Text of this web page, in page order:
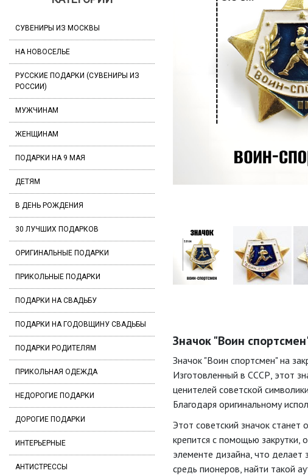
СУВЕНИРЫ ИЗ МОСКВЫ
НА НОВОСЕЛЬЕ
РУССКИЕ ПОДАРКИ (СУВЕНИРЫ ИЗ
РОССИИ)
МУЖЧИНАМ
ЖЕНЩИНАМ
ПОДАРКИ НА 9 МАЯ
ДЕТЯМ
В ДЕНЬ РОЖДЕНИЯ
30 ЛУЧШИХ ПОДАРКОВ
ОРИГИНАЛЬНЫЕ ПОДАРКИ
ПРИКОЛЬНЫЕ ПОДАРКИ
ПОДАРКИ НА СВАДЬБУ
ПОДАРКИ НА ГОДОВЩИНУ СВАДЬБЫ
ПОДАРКИ РОДИТЕЛЯМ
ПРИКОЛЬНАЯ ОДЕЖДА
НЕДОРОГИЕ ПОДАРКИ
ДОРОГИЕ ПОДАРКИ
ИНТЕРЬЕРНЫЕ
АНТИСТРЕССЫ
Значок "Воин
Значок "Воин спортсмен" на
Изготовленный в СССР, этот
ценителей советской
Благодаря оригинальному
Этот советский значок
крепится с помощью
элементе дизайна, что делает
средь пионеров, найти такой